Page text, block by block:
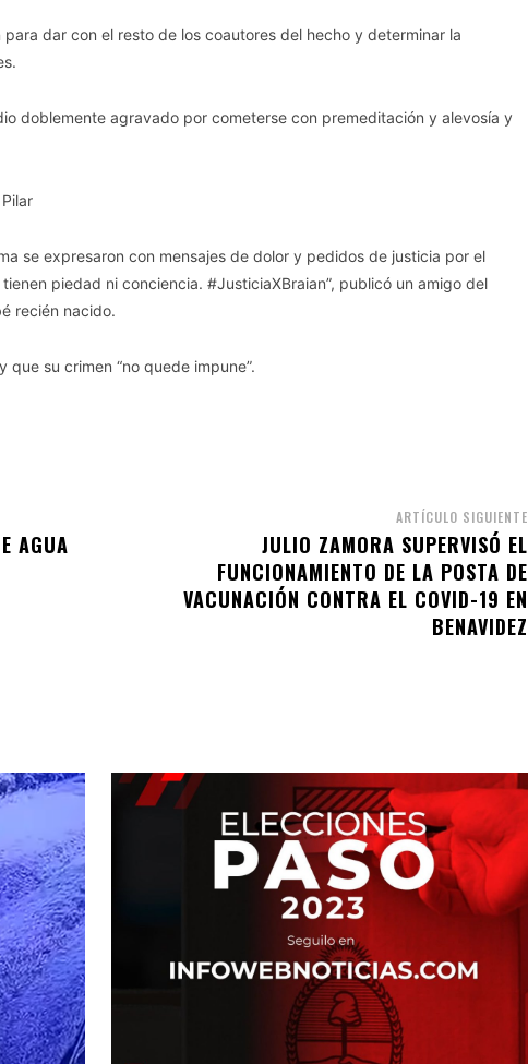
dar con el resto de los coautores del hecho y determinar la
doblemente agravado por cometerse con premeditación y alevosía y
se expresaron con mensajes de dolor y pedidos de justicia por el
piedad ni conciencia. #JusticiaXBraian”, publicó un amigo del
recién nacido.
que su crimen “no quede impune”.
AGUA
ARTÍCULO SIGUIENTE
JULIO ZAMORA SUPERVISÓ EL
FUNCIONAMIENTO DE LA POSTA DE
VACUNACIÓN CONTRA EL COVID-19 EN
BENAVIDEZ